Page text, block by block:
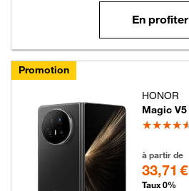
En profiter
Promotion
HONOR
Magic V5
à partir de
33,71 €
Taux 0%